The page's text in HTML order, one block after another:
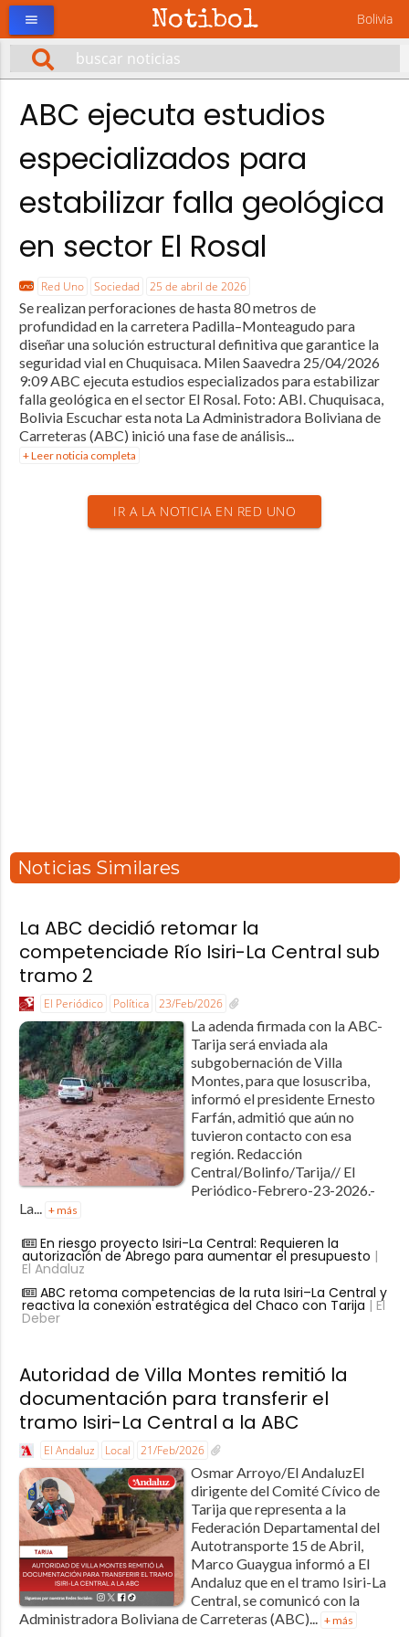
Notibol Bolivia
menu
ABC ejecuta estudios
especializados para
estabilizar falla geológica
en sector El Rosal
Red Uno Sociedad 25 de abril de 2026
Se realizan perforaciones de hasta 80 metros de
profundidad en la carretera Padilla–Monteagudo para
diseñar una solución estructural definitiva que garantice la
seguridad vial en Chuquisaca. Milen Saavedra 25/04/2026
9:09 ABC ejecuta estudios especializados para estabilizar
falla geológica en el sector El Rosal. Foto: ABI. Chuquisaca,
Bolivia Escuchar esta nota La Administradora Boliviana de
Carreteras (ABC) inició una fase de análisis...
+ Leer noticia completa
IR A LA NOTICIA EN RED UNO
Noticias Similares
La ABC decidió retomar la
competenciade Río Isiri-La Central sub
tramo 2
El Periódico Política 23/Feb/2026
La adenda firmada con la ABC-
Tarija será enviada ala
subgobernación de Villa
Montes, para que losuscriba,
informó el presidente Ernesto
Farfán, admitió que aún no
tuvieron contacto con esa
región. Redacción
Central/Bolinfo/Tarija// El
Periódico-Febrero-23-2026.-
La... + más
En riesgo proyecto Isiri-La Central: Requieren la
autorización de Abrego para aumentar el presupuesto |
El Andaluz
ABC retoma competencias de la ruta Isiri–La Central y
reactiva la conexión estratégica del Chaco con Tarija | El
Deber
Autoridad de Villa Montes remitió la
documentación para transferir el
tramo Isiri-La Central a la ABC
El Andaluz Local 21/Feb/2026
Osmar Arroyo/El AndaluzEl
dirigente del Comité Cívico de
Tarija que representa a la
Federación Departamental del
Autotransporte 15 de Abril,
Marco Guaygua informó a El
Andaluz que en el tramo Isiri-La
Central, se comunicó con la
Administradora Boliviana de Carreteras (ABC)...
+ más